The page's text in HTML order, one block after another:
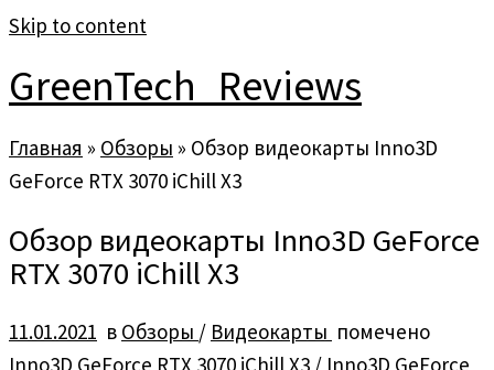
Skip to content
GreenTech_Reviews
Главная » Обзоры » Обзор видеокарты Inno3D
GeForce RTX 3070 iChill X3
Обзор видеокарты Inno3D GeForce
RTX 3070 iChill X3
11.01.2021 в Обзоры / Видеокарты помечено
Inno3D GeForce RTX 3070 iChill X3 / Inno3D GeForce